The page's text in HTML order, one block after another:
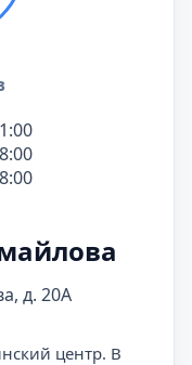
д. 20А
центр. В